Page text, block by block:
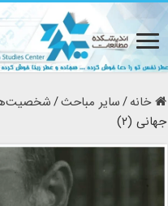
خانه/سایر مباحث/
جهانی (۲)